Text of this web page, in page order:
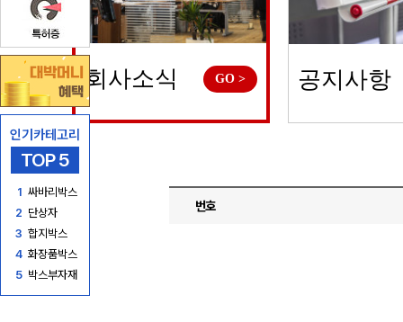
인기카테고리
TOP 5
1 싸바리박스
2 단상자
3 합지박스
4 화장품박스
5 박스부자재
회사소식 GO > 공지사항
번호